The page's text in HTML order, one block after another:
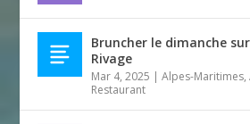
Bruncher le dimanche
Rivage
Mar 4, 2025 |Alpes-Maritimes,
Restaurant